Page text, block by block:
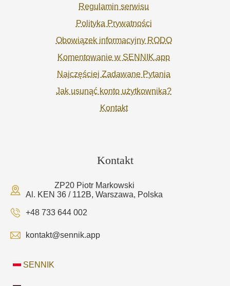
Regulamin serwisu
Polityka Prywatności
Obowiązek informacyjny RODO
Komentowanie w SENNIK.app
Najczęściej Zadawane Pytania
Jak usunąć konto użytkownika?
Kontakt
Kontakt
ZP20 Piotr Markowski
Al. KEN 36 / 112B, Warszawa, Polska
+48 733 644 002
kontakt@sennik.app
SENNIK